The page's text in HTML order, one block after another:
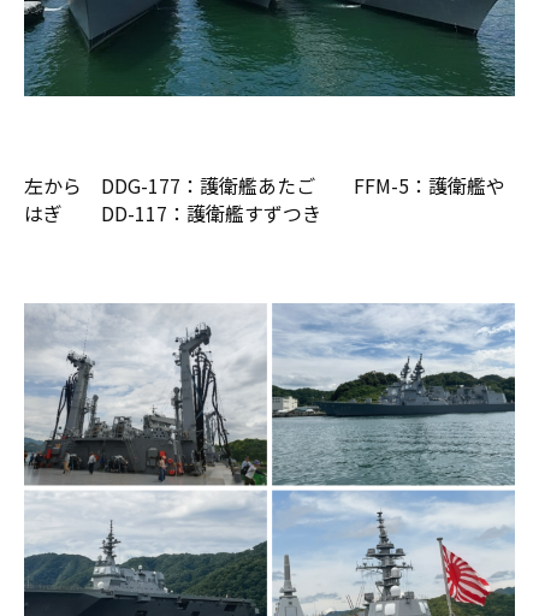
左から DDG-177：護衛艦あたご FFM-5：護衛艦や
はぎ DD-117：護衛艦すずつき